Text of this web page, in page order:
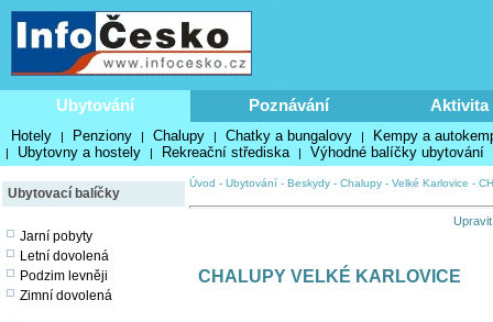
Ubytování Poznávání Aktivita
Hotely | Penziony | Chalupy | Chatky a bungalovy | Kempy a
| Ubytovny a hostely | Rekreační střediska | Výhodné balíčky ubytování
Ubytovací balíčky
Jarní pobyty
Letní dovolená
Podzim levněji
Zimní dovolená
Úvod - Ubytování - Beskydy - Chalupy - Velké Karlovice -
CHALUPY VELKÉ KARLOVICE